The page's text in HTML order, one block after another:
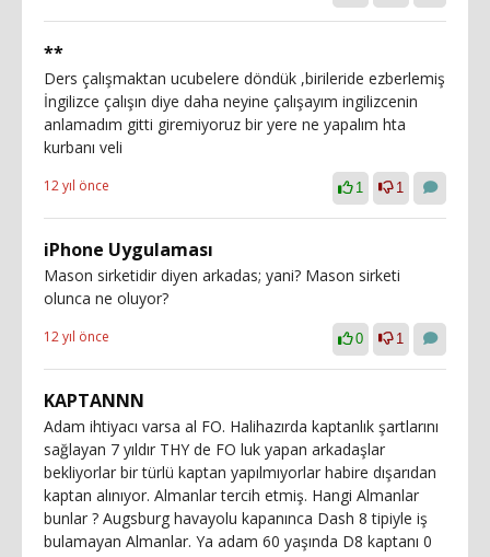
**
Ders çalışmaktan ucubelere döndük ,birileride ezberlemiş
İngilizce çalışın diye daha neyine çalışayım ingilizcenin
anlamadım gitti giremiyoruz bir yere ne yapalım hta
kurbanı veli
12 yıl önce 1 1
iPhone Uygulaması
Mason sirketidir diyen arkadas; yani? Mason sirketi
olunca ne oluyor?
12 yıl önce 0 1
KAPTANNN
Adam ihtiyacı varsa al FO. Halihazırda kaptanlık şartlarını
sağlayan 7 yıldır THY de FO luk yapan arkadaşlar
bekliyorlar bir türlü kaptan yapılmıyorlar habire dışarıdan
kaptan alınıyor. Almanlar tercih etmiş. Hangi Almanlar
bunlar ? Augsburg havayolu kapanınca Dash 8 tipiyle iş
bulamayan Almanlar. Ya adam 60 yaşında D8 kaptanı 0